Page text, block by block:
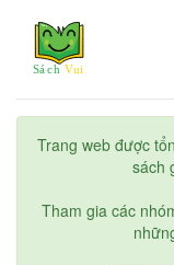
Trang web được
sách
Tham gia các